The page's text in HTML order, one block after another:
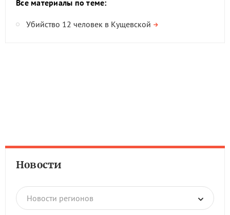
Все материалы по теме:
Убийство 12 человек в Кущевской
Новости
Новости регионов